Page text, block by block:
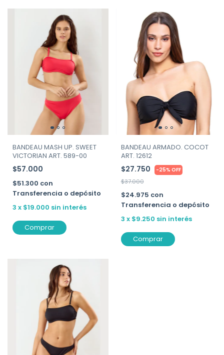
BANDEAU MASH UP. SWEET
VICTORIAN ART. 589-00
$57.000
$51.300 con
Transferencia o depósito
3 x $19.000 sin interés
Comprar
BANDEAU ARMADO. COCOT
ART. 12612
$27.750 -25% OFF
$37.000
$24.975 con
Transferencia o depósito
3 x $9.250 sin interés
Comprar